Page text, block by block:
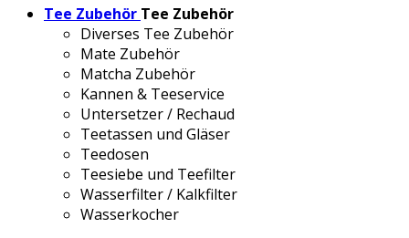
Tee Zubehör Tee Zubehör
Diverses Tee Zubehör
Mate Zubehör
Matcha Zubehör
Kannen & Teeservice
Untersetzer / Rechaud
Teetassen und Gläser
Teedosen
Teesiebe und Teefilter
Wasserfilter / Kalkfilter
Wasserkocher